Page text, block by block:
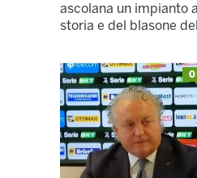
ascolana un impianto
storia e del blasone
0